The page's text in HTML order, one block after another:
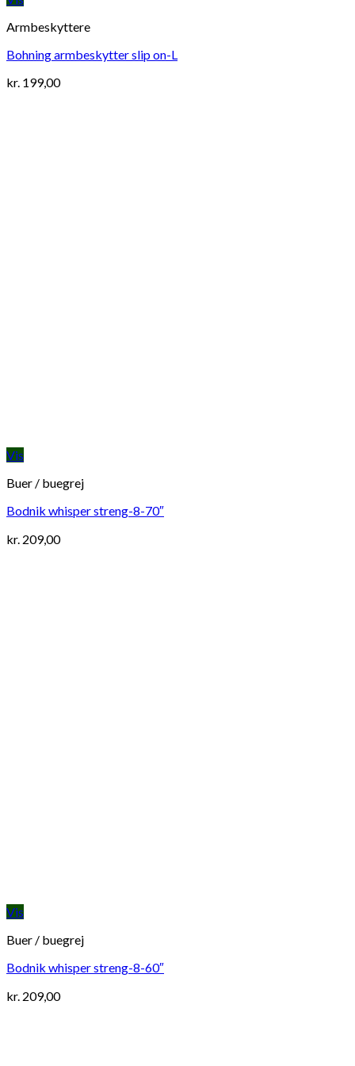
Armbeskyttere
Bohning armbeskytter slip on-L
kr. 199,00
Vis
Buer / buegrej
Bodnik whisper streng-8-70″
kr. 209,00
Vis
Buer / buegrej
Bodnik whisper streng-8-60″
kr. 209,00